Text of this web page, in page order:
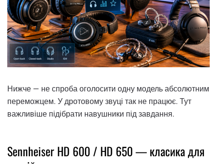
Нижче — не спроба оголосити одну модель абсолютним
переможцем. У дротовому звуці так не працює. Тут
важливіше підібрати навушники під завдання.
Sennheiser HD 600 / HD 650 — класика для